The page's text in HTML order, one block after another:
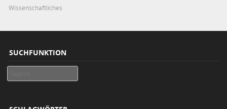
Wissenschaftliches
SUCHFUNKTION